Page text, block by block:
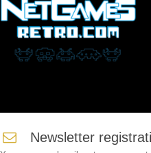
Newsletter